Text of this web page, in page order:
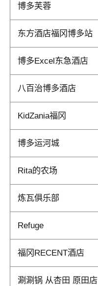
博多芙蓉
东方酒店福冈博多站
博多Excel东急酒店
八百治博多酒店
KidZania福冈
博多运河城
Rita的农场
炼瓦俱乐部
Refuge
福冈RECENT酒店
涮涮锅 从杏田 原田店